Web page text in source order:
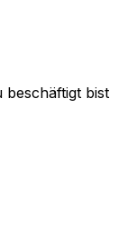
beschäftigt bist